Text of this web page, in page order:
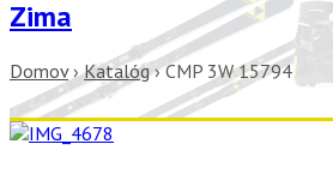
Zima
Domov›Katalóg›CMP 3W 15794